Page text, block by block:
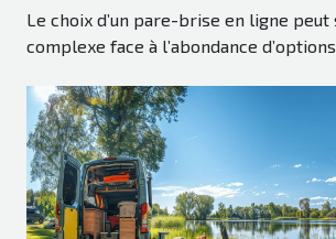
Le choix d’un pare-brise en ligne
complexe face à l’abondance